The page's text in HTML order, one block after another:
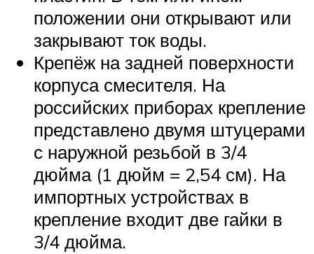
положении они открывают или
закрывают ток воды.
Крепёж на задней поверхности
корпуса смесителя. На
российских приборах крепление
представлено двумя штуцерами
с наружной резьбой в 3/4
дюйма (1 дюйм = 2,54 см). На
импортных устройствах в
крепление входит две гайки в
3/4 дюйма.